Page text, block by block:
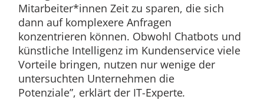
Mitarbeiter*innen Zeit zu sparen, die sich
dann auf komplexere Anfragen
konzentrieren können. Obwohl Chatbots und
künstliche Intelligenz im Kundenservice viele
Vorteile bringen, nutzen nur wenige der
untersuchten Unternehmen die
Potenziale”, erklärt der IT-Experte.